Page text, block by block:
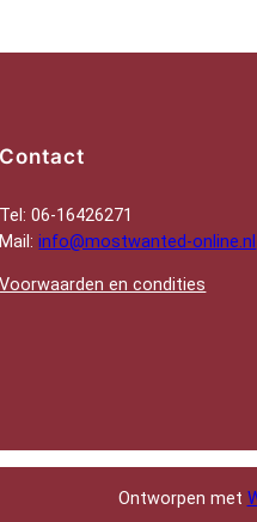
Contact
Tel: 06-16426271
Mail:info@mostwanted-online.nl
Voorwaarden en condities
Ontworpen met